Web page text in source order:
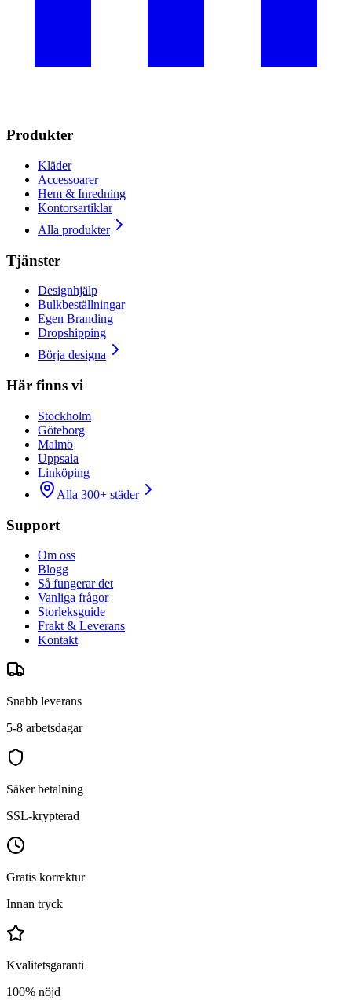
Produkter
Kläder
Accessoarer
Hem & Inredning
Kontorsartiklar
Alla produkter
Tjänster
Designhjälp
Bulkbeställningar
Egen Branding
Dropshipping
Börja designa
Här finns vi
Stockholm
Göteborg
Malmö
Uppsala
Linköping
Alla 300+ städer
Support
Om oss
Blogg
Så fungerar det
Vanliga frågor
Storleksguide
Frakt & Leverans
Kontakt
Snabb leverans
5-8 arbetsdagar
Säker betalning
SSL-krypterad
Gratis korrektur
Innan tryck
Kvalitetsgaranti
100% nöjd